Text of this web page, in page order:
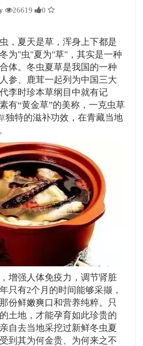
26619 0
，夏天是草，浑身上下都是
为"虫"夏为"草"，其实是一种
体。冬虫夏草是我国的一种
参、鹿茸一起列为中国三大
李时珍本草纲目中就有记
有“黄金草”的美称，一克虫草
独特的滋补功效，在青藏当地
增强人体免疫力，调节肾脏
只有2个月的时间能够采撷，
份鲜嫩爽口和营养纯粹。只
土地，才能孕育如此珍贵的
自去当地采挖过新鲜冬虫夏
到其为何金贵、为何来之不